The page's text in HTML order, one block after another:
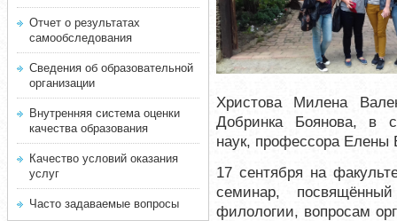
Отчет о результатах
самообследования
Сведения об образовательной
организации
Внутренняя система оценки
качества образования
Качество условий оказания
услуг
Часто задаваемые вопросы
Христова Милена
Добринка Боянова, в
наук, профессора Елены
17 сентября на
семинар,
филологии, вопросам